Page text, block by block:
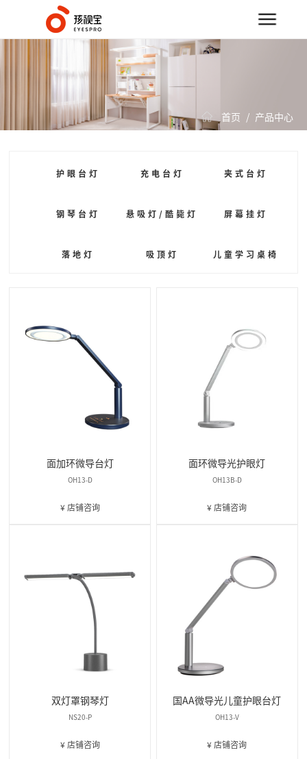
首页 / 产品中心
护眼台灯 充电台灯 夹式台灯
钢琴台灯 悬吸灯/酷毙灯 屏幕挂灯
落地灯 吸顶灯 儿童学习桌椅
面加环微导台灯
OH13-D
¥ 店铺咨询
面环微导光护眼灯
OH13B-D
¥ 店铺咨询
双灯罩钢琴灯
NS20-P
¥ 店铺咨询
国AA微导光儿童护眼台灯
OH13-V
¥ 店铺咨询